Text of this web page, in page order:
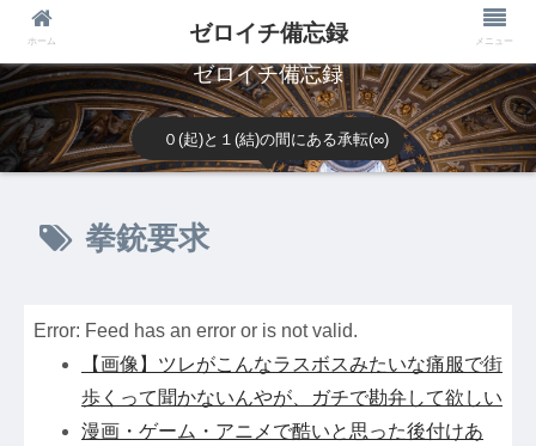
ゼロイチ備忘録
０(起)と１(結)の間にある承転(∞)
拳銃要求
Error: Feed has an error or is not valid.
【画像】ツレがこんなラスボスみたいな痛服で街
歩くって聞かないんやが、ガチで勘弁して欲しい
漫画・ゲーム・アニメで酷いと思った後付けあ
ホーム ゼロイチ備忘録 メニュー